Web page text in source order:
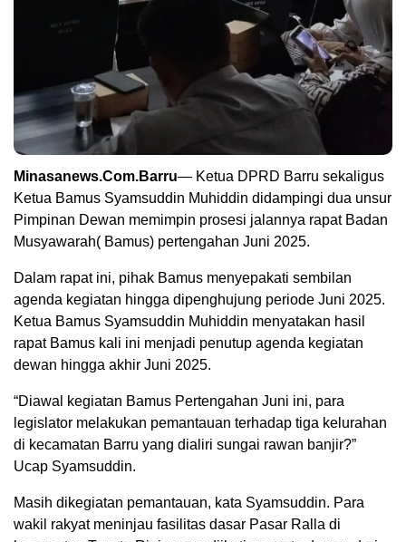
Minasanews.Com.Barru— Ketua DPRD Barru sekaligus
Ketua Bamus Syamsuddin Muhiddin didampingi dua unsur
Pimpinan Dewan memimpin prosesi jalannya rapat Badan
Musyawarah( Bamus) pertengahan Juni 2025.
Dalam rapat ini, pihak Bamus menyepakati sembilan
agenda kegiatan hingga dipenghujung periode Juni 2025.
Ketua Bamus Syamsuddin Muhiddin menyatakan hasil
rapat Bamus kali ini menjadi penutup agenda kegiatan
dewan hingga akhir Juni 2025.
“Diawal kegiatan Bamus Pertengahan Juni ini, para
legislator melakukan pemantauan terhadap tiga kelurahan
di kecamatan Barru yang dialiri sungai rawan banjir?”
Ucap Syamsuddin.
Masih dikegiatan pemantauan, kata Syamsuddin. Para
wakil rakyat meninjau fasilitas dasar Pasar Ralla di